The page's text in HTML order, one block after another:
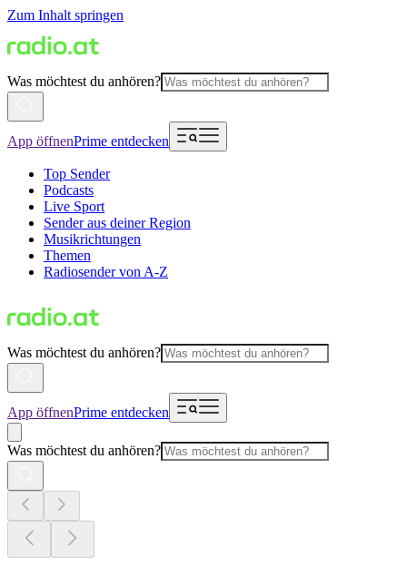
Zum Inhalt springen
Was möchtest du anhören?
App öffnenPrime entdecken
Top Sender
Podcasts
Live Sport
Sender aus deiner Region
Musikrichtungen
Themen
Radiosender von A-Z
Was möchtest du anhören?
App öffnenPrime entdecken
Was möchtest du anhören?